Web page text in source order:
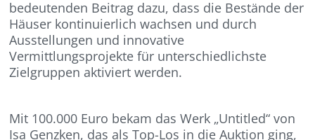
bedeutenden Beitrag dazu, dass die Bestände der
Häuser kontinuierlich wachsen und durch
Ausstellungen und innovative
Vermittlungsprojekte für unterschiedlichste
Zielgruppen aktiviert werden.
Mit 100.000 Euro bekam das Werk „Untitled“ von
Isa Genzken, das als Top-Los in die Auktion ging,